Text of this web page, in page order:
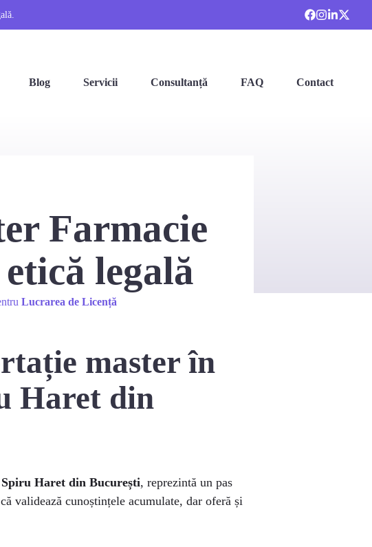
Blog Servicii Consultanță FAQ Contact
Farmacie
legală
Lucrarea de Licență
master în
Haret din
Haret din București, reprezintă un pas
validează cunoștințele acumulate, dar oferă și